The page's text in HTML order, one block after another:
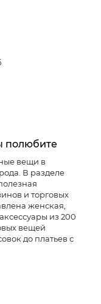
полюбите
вещи в
В разделе
и торговых
женская,
из 200
вещей
до платьев с